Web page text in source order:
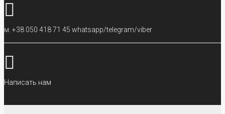
м. +38 050 418 71 45 whatsapp/telegram/viber
Написать нам